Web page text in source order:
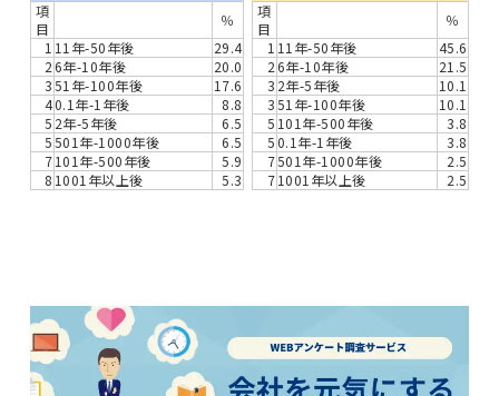
項
目
％
1 11年-50年後
29.4
26年-10年後
20.0
351年-100年後
17.6
40.1年-1年後
8.8
5 2年-5年後
6.5
5501年-1000年後
6.5
7101年-500年後
5.9
8 1001年以上後 5.3
項
目
％
1 11年-50年後
45.6
26年-10年後
21.5
3 2年-5年後
10.1
351年-100年後
10.1
5 101年-500年後
3.8
50.1年-1年後
3.8
7501年-1000年後
2.5
71001年以上後 2.5